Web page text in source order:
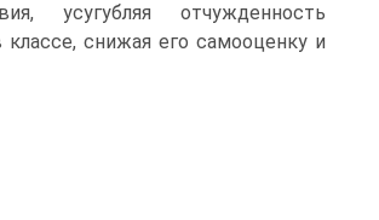
усугубляя отчужденность
классе, снижая его самооценку и